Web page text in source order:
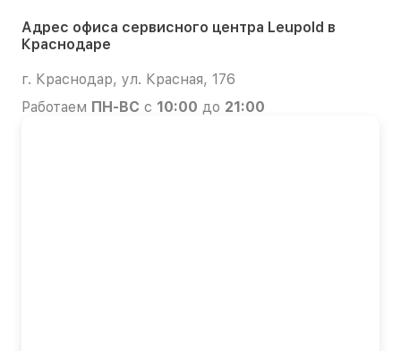
Адрес офиса сервисного центра Leupold в
Краснодаре
г. Краснодар, ул. Красная, 176
Работаем ПН-ВС с 10:00 до 21:00